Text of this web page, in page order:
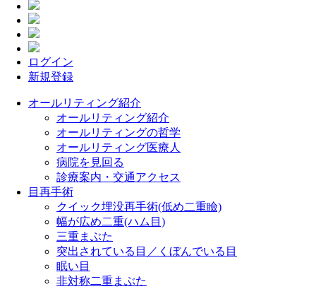
ログイン
新規登録
オールリティング紹介
オールリティング紹介
オールリティングの哲学
オールリティング医療人
病院を見回る
診療案内・交通アクセス
目再手術
クイック埋没再手術(低め二重瞼)
幅が広め二重(ハム目)
三重まぶた
突出されている目／くぼんでいる目
眠い目
非対称二重まぶた